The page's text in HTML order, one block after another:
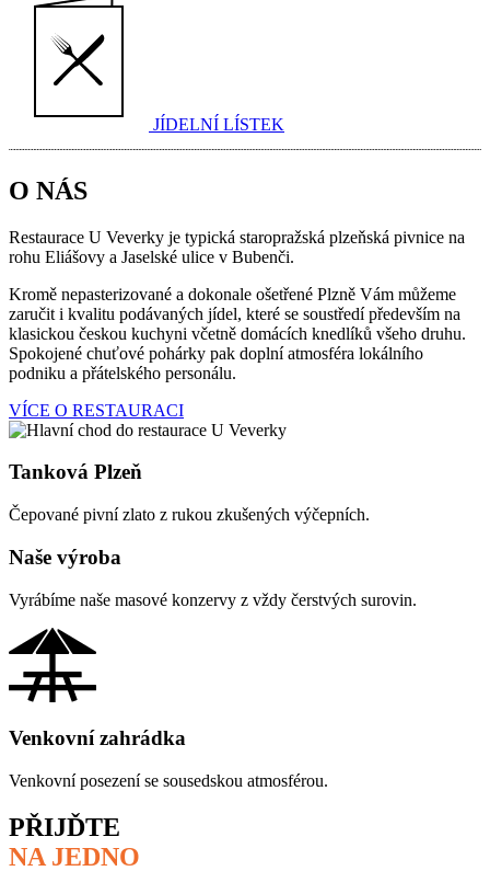
JÍDELNÍ LÍSTEK
O NÁS
Restaurace U Veverky je typická staropražská plzeňská pivnice na
rohu Eliášovy a Jaselské ulice v Bubenči.
Kromě nepasterizované a dokonale ošetřené Plzně Vám můžeme
zaručit i kvalitu podávaných jídel, které se soustředí především na
klasickou českou kuchyni včetně domácích knedlíků všeho druhu.
Spokojené chuťové pohárky pak doplní atmosféra lokálního
podniku a přátelského personálu.
VÍCE O RESTAURACI
Tanková Plzeň
Čepované pivní zlato z rukou zkušených výčepních.
Naše výroba
Vyrábíme naše masové konzervy z vždy čerstvých surovin.
Venkovní zahrádka
Venkovní posezení se sousedskou atmosférou.
PŘIJĎTE
NA JEDNO